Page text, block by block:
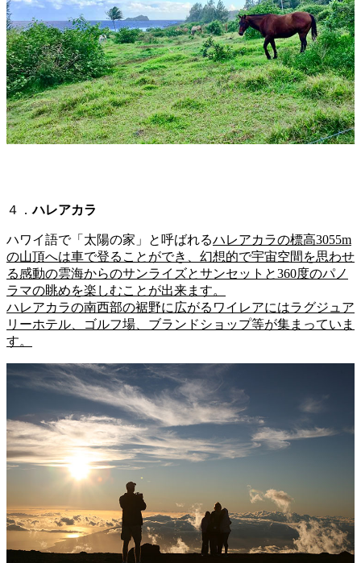
４．ハレアカラ
ハワイ語で「太陽の家」と呼ばれるハレアカラの標高3055m
の山頂へは車で登ることができ、幻想的で宇宙空間を思わせ
る感動の雲海からのサンライズとサンセットと360度のパノ
ラマの眺めを楽しむことが出来ます。
ハレアカラの南西部の裾野に広がるワイレアにはラグジュア
リーホテル、ゴルフ場、ブランドショップ等が集まっていま
す。